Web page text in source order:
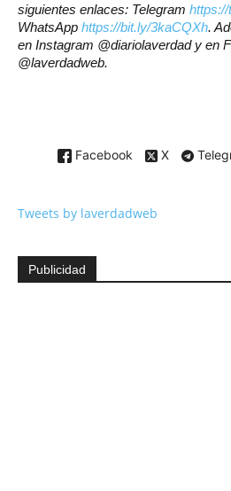
siguientes enlaces: Telegram
WhatsApp https://bit.ly/3kaCQXh.
en Instagram @diariolaverdad y en
@laverdadweb.
Facebook X
Tweets by laverdadweb
Publicidad